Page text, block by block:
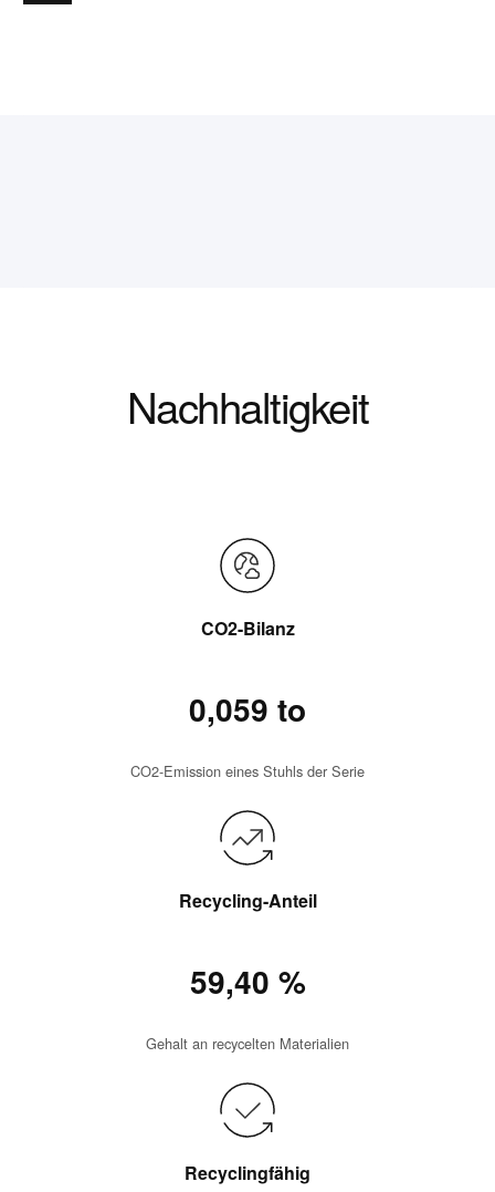
Nachhaltigkeit
CO2-Bilanz
0,059 to
CO2-Emission eines Stuhls der Serie
Recycling-Anteil
59,40 %
Gehalt an recycelten Materialien
Recyclingfähig